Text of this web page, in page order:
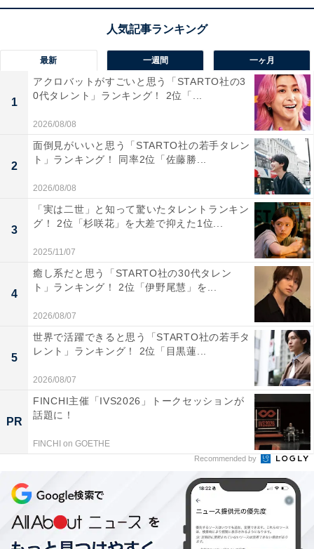
され、金沢市の冬の風物詩として親しまれています。ま
た、夜にはライトアップされ、幻想的な景観が楽しめる
のも魅力。金沢駅からは車で約10分とアクセスも良好で
＞次ページ：10位までのランキング結果
こちらもおすすめ
【新潟】外国人に人気の観光地ランキング！ 2
位「清津峡」、1位は？
最新 一週間 一ヶ月
1
アクロバットがすごいと思う「STARTO社の3
0代タレント」ランキング！ 2位「...
2026/08/08
2
面倒見がいいと思う「STARTO社の若手タレン
ト」ランキング！ 同率2位「佐藤勝...
2026/08/08
3
「実は二世」と知って驚いたタレントランキン
グ！ 2位「杉咲花」を大差で抑えた1位...
2025/11/07
4
癒し系だと思う「STARTO社の30代タレン
ト」ランキング！ 2位「伊野尾慧」を...
2026/08/07
5
世界で活躍できると思う「STARTO社の若手タ
レント」ランキング！ 2位「目黒蓮...
2026/08/07
PR
FINCHI主催「IVS2026」トークセッションが
話題に！
FINCHI on GOETHE
Recommended by